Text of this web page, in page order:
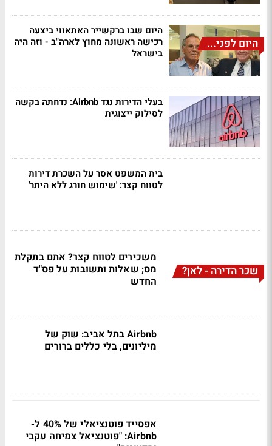
היום לפני...
היום שבו ברקשייר האתאווי ביצעה
רכישה ראשונה מחוץ לארה"ב - וזה היה
בישראל
בעלי הדירות נגד Airbnb: נדחתה בקשה
לסילוק ייצוגית
בית המשפט אסר על השכרת דירות
לטווח קצר: 'שימוש חורג ללא היתר'
שכר הדירה - לאן?
משכירים לטווח קצר? אתם בתקלת
מס; שאלות ותשובות על פס"ד
החדש
Airbnb בתל אביב: שוק של
מיליונים, בלי כללים ברורים
אפסייד פוטנציאלי של 40% ל-
Airbnb: "פוטנציאל צמיחה עקבי